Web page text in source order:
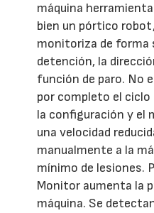
máquina
bien un pórtico
monitoriza de forma
detención, la
función de paro. No
por completo el ciclo
la configuración y el
una velocidad
manualmente a la
mínimo de lesiones.
Monitor aumenta la
máquina. Se